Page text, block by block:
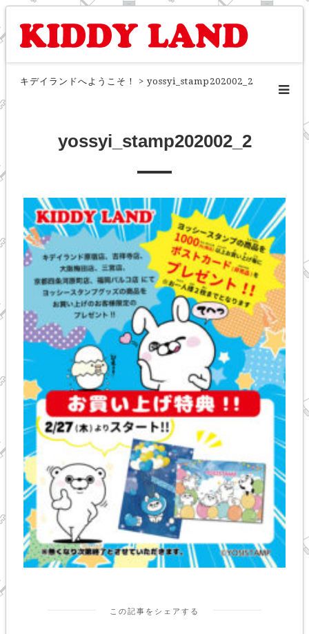
キデイランドへようこそ！ > yossyi_stamp202002_2
yossyi_stamp202002_2
この記事をシェアする